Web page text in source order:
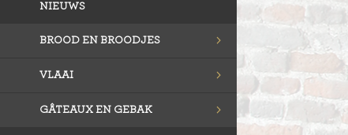
NIEUWS
BROOD EN BROODJES
VLAAI
GÂTEAUX EN GEBAK